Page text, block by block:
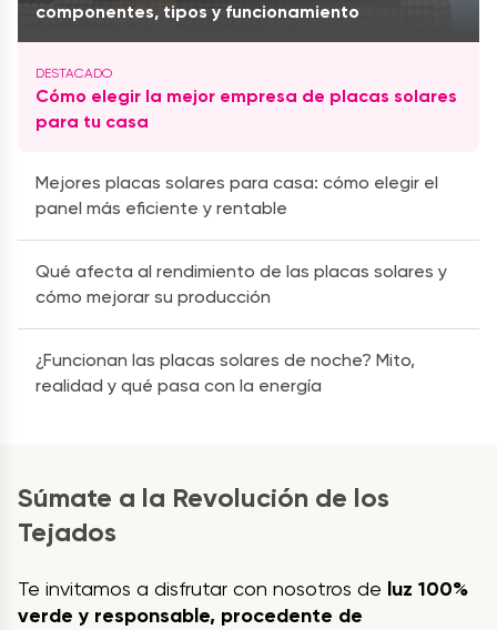
componentes, tipos y funcionamiento
Cómo elegir la mejor empresa de placas solares
para tu casa
Mejores placas solares para casa: cómo elegir el
panel más eficiente y rentable
Qué afecta al rendimiento de las placas solares y
cómo mejorar su producción
¿Funcionan las placas solares de noche? Mito,
realidad y qué pasa con la energía
Súmate a la Revolución de los
Tejados
Te invitamos a disfrutar con nosotros de luz 100%
verde y responsable, procedente de